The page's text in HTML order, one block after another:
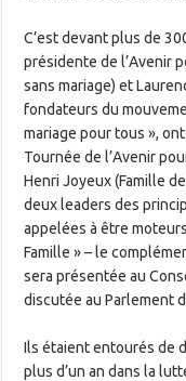
C’est devant plus de
présidente de l’Avenir
sans mariage) et
fondateurs du
mariage pour tous »,
Tournée de l’Avenir
Henri Joyeux (Famille
deux leaders des
appelées à être
Famille » – le
sera présentée au
discutée au Parlement
Ils étaient entourés de
plus d’un an dans la